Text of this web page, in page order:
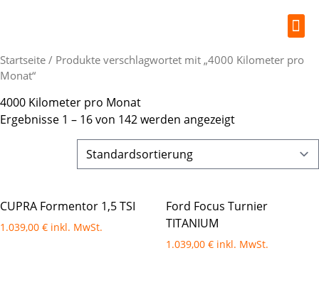
Startseite / Produkte verschlagwortet mit „4000 Kilometer pro
Monat“
4000 Kilometer pro Monat
Ergebnisse 1 – 16 von 142 werden angezeigt
CUPRA Formentor 1,5 TSI
1.039,00 €
Ford Focus Turnier
TITANIUM
1.039,00 €